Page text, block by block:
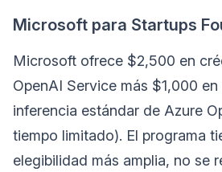
Microsoft para Startups
Microsoft ofrece $2,500 en
OpenAI Service más $1,000
inferencia estándar de Azure
tiempo limitado). El programa
elegibilidad más amplia, no se